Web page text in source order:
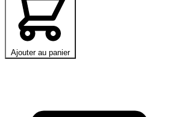
Ajouter au panier